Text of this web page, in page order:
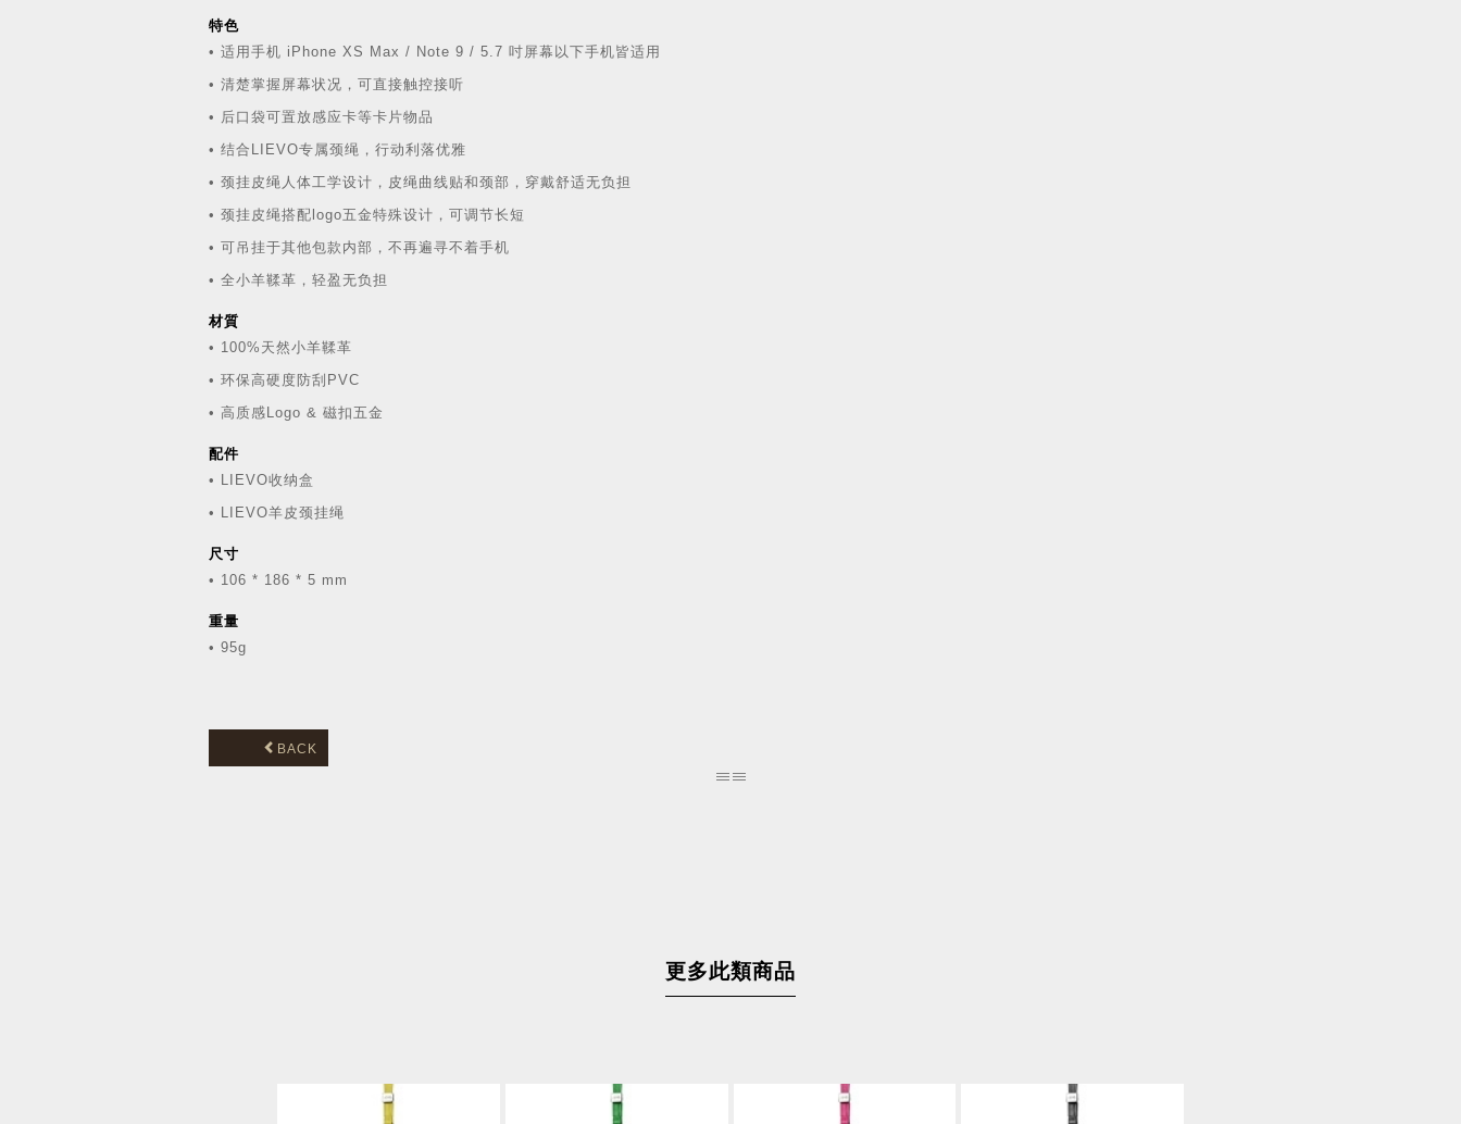
特色
• 适用手机 iPhone XS Max / Note 9 / 5.7 吋屏幕以下手机皆适用
• 清楚掌握屏幕状况，可直接触控接听
• 后口袋可置放感应卡等卡片物品
• 结合LIEVO专属颈绳，行动利落优雅
• 颈挂皮绳人体工学设计，皮绳曲线贴和颈部，穿戴舒适无负担
• 颈挂皮绳搭配logo五金特殊设计，可调节长短
• 可吊挂于其他包款内部，不再遍寻不着手机
• 全小羊鞣革，轻盈无负担
材質
• 100%天然小羊鞣革
• 环保高硬度防刮PVC
• 高质感Logo & 磁扣五金
配件
• LIEVO收纳盒
• LIEVO羊皮颈挂绳
尺寸
• 106 * 186 * 5 mm
重量
• 95g
BACK
更多此類商品